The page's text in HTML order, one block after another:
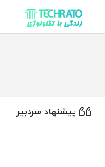
تکراتو – زندگی با تکنولوژی
پیشنهاد سردبیر